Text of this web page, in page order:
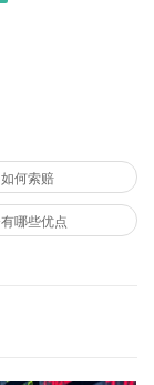
何索赔
哪些优点